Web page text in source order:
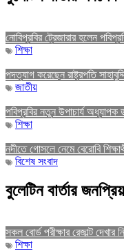
নোবিপ্রবির ট্রেজারার হলেন
শিক্ষা
পদত্যাগ করেছেন রাষ্ট্রপতি
জাতীয়
পবিপ্রবির নতুন উপাচার্য
শিক্ষা
নদীতে গোসলে নেমে বেরোবি
বিশেষ সংবাদ
বুলেটিন বার্তার জনপ্রিয়
সকল বোর্ড পরীক্ষার রেজাল্ট দেখার
শিক্ষা